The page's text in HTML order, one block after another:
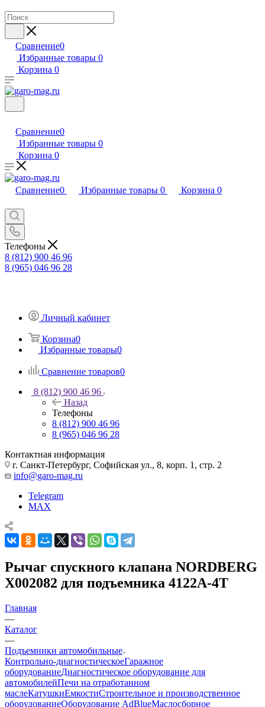
Сравнение0
Избранные товары 0
Корзина 0
Сравнение0
Избранные товары 0
Корзина 0
Сравнение0 Избранные товары 0 Корзина 0
Телефоны
8 (812) 900 46 96
8 (965) 046 96 28
Личный кабинет
Корзина0
Избранные товары0
Сравнение товаров0
8 (812) 900 46 96
Назад
Телефоны
8 (812) 900 46 96
8 (965) 046 96 28
Контактная информация
г. Санкт-Петербург, Софийская ул., 8, корп. 1, стр. 2
info@garo-mag.ru
Telegram
MAX
Рычаг спускного клапана NORDBERG
X002082 для подъемника 4122A-4T
Главная
—
Каталог
—
Подъемники автомобильные
Контрольно-диагностическоеГаражное
оборудованиеДиагностическое оборудование для
автомобилейПечи на отработанном
маслеКатушкиЕмкостиСтроительное и производственное
оборудованиеОборудование AdBlueМаслосборное